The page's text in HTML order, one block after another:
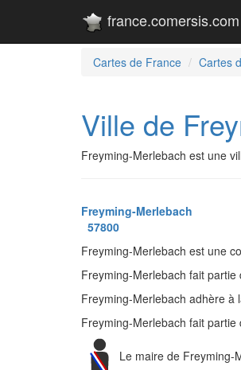
france.comersis.com
Cartes de France Cartes
Ville de
Freyming-Merlebach est une
Freyming-Merlebach
57800
Freyming-Merlebach est une
Freyming-Merlebach fait partie
Freyming-Merlebach adhère à
Freyming-Merlebach fait partie
Le maire de Freyming-